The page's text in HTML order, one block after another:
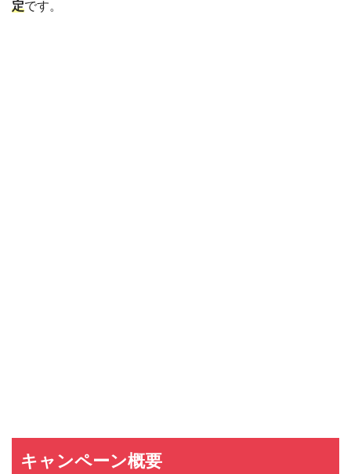
定です。
キャンペーン概要